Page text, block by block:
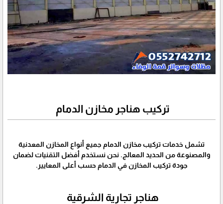
تركيب هناجر مخازن الدمام
تشمل خدمات تركيب مخازن الدمام جميع أنواع المخازن المعدنية
والمصنوعة من الحديد المعالج. نحن نستخدم أفضل التقنيات لضمان
جودة تركيب المخازن في الدمام حسب أعلى المعايير.
هناجر تجارية الشرقية